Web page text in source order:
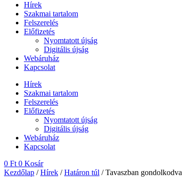
Hírek
Szakmai tartalom
Felszerelés
Előfizetés
Nyomtatott újság
Digitális újság
Webáruház
Kapcsolat
Hírek
Szakmai tartalom
Felszerelés
Előfizetés
Nyomtatott újság
Digitális újság
Webáruház
Kapcsolat
0 Ft 0 Kosár
Kezdőlap /Hírek /Határon túl / Tavaszban gondolkodva